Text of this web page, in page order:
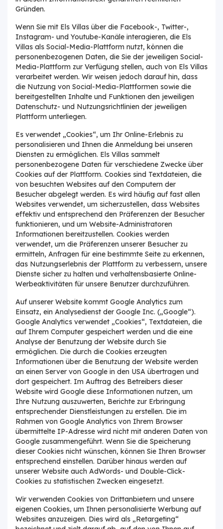
Gründen.
Wenn Sie mit Els Villas über die Facebook-, Twitter-,
Instagram- und Youtube-Kanäle interagieren, die Els
Villas als Social-Media-Plattform nutzt, können die
personenbezogenen Daten, die Sie der jeweiligen Social-
Media-Plattform zur Verfügung stellen, auch von Els Villas
verarbeitet werden. Wir weisen jedoch darauf hin, dass
die Nutzung von Social-Media-Plattformen sowie die
bereitgestellten Inhalte und Funktionen den jeweiligen
Datenschutz- und Nutzungsrichtlinien der jeweiligen
Plattform unterliegen.
Es verwendet „Cookies“, um Ihr Online-Erlebnis zu
personalisieren und Ihnen die Anmeldung bei unseren
Diensten zu ermöglichen. Els Villas sammelt
personenbezogene Daten für verschiedene Zwecke über
Cookies auf der Plattform. Cookies sind Textdateien, die
von besuchten Websites auf den Computern der
Besucher abgelegt werden. Es wird häufig auf fast allen
Websites verwendet, um sicherzustellen, dass Websites
effektiv und entsprechend den Präferenzen der Besucher
funktionieren, und um Website-Administratoren
Informationen bereitzustellen. Cookies werden
verwendet, um die Präferenzen unserer Besucher zu
ermitteln, Anfragen für eine bestimmte Seite zu erkennen,
das Nutzungserlebnis der Plattform zu verbessern, unsere
Dienste sicher zu halten und verhaltensbasierte Online-
Werbeaktivitäten für unsere Benutzer durchzuführen.
Auf unserer Website kommt Google Analytics zum
Einsatz, ein Analysedienst der Google Inc. („Google“).
Google Analytics verwendet „Cookies“, Textdateien, die
auf Ihrem Computer gespeichert werden und die eine
Analyse der Benutzung der Website durch Sie
ermöglichen. Die durch die Cookies erzeugten
Informationen über die Benutzung der Website werden
an einen Server von Google in den USA übertragen und
dort gespeichert. Im Auftrag des Betreibers dieser
Website wird Google diese Informationen nutzen, um
Ihre Nutzung auszuwerten, Berichte zur Erbringung
entsprechender Dienstleistungen zu erstellen. Die im
Rahmen von Google Analytics von Ihrem Browser
übermittelte IP-Adresse wird nicht mit anderen Daten von
Google zusammengeführt. Wenn Sie die Speicherung
dieser Cookies nicht wünschen, können Sie Ihren Browser
entsprechend einstellen. Darüber hinaus werden auf
unserer Website auch AdWords- und Double-Click-
Cookies zu statistischen Zwecken eingesetzt.
Wir verwenden Cookies von Drittanbietern und unsere
eigenen Cookies, um Ihnen personalisierte Werbung auf
Websites anzuzeigen. Dies wird als „Retargeting“